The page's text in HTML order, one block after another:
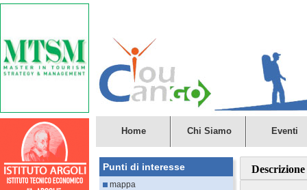
Home Chi Siamo Eventi
Punti di interesse
mappa
Descrizione